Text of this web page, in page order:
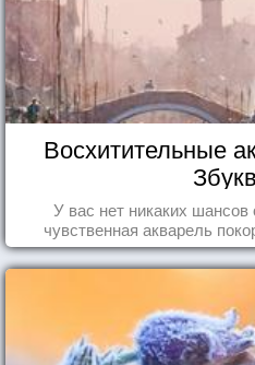
Восхитительные
У вас нет никаких шансов
чувственная акварель